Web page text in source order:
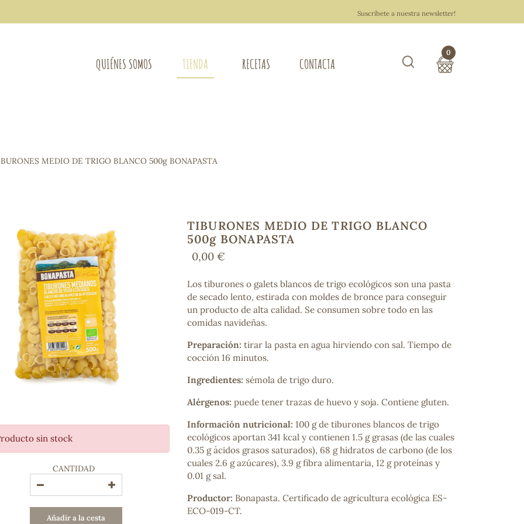
Suscríbete a nuestra newsletter!
QUIÉNES SOMOS TIENDA
Osteo-articular
Mujer
Extracto de plantas
Ácidos Grasos
Depurativos
Bienestar emocional
Jalea Real
Memoria
Hierro
Deporte
Digestivos
Circulatorio, colesterol y glucosa
Superalimentos
Proteína
COSMÉTICA E HIGIENE PERSONAL
Cremas, lociones y aceites corporales
Hombre
Higiene personal
Labiales
Aceites esenciales y aromaterapia
Aceites vegetales
RECETAS CONTACTA
0
MEDIO DE TRIGO BLANCO 500g BONAPASTA
sin stock
CANTIDAD
Añadir a la cesta
TIBURONES MEDIO DE TRIGO BLANCO
500g BONAPASTA
0,00 €
Los tiburones o galets blancos de trigo ecológicos son una pasta
de secado lento, estirada con moldes de bronce para conseguir
un producto de alta calidad. Se consumen sobre todo en las
comidas navideñas.
Preparación: tirar la pasta en agua hirviendo con sal. Tiempo de
cocción 16 minutos.
Ingredientes: sémola de trigo duro.
Alérgenos: puede tener trazas de huevo y soja. Contiene gluten.
Información nutricional: 100 g de tiburones blancos de trigo
ecológicos aportan 341 kcal y contienen 1.5 g grasas (de las cuales
0.35 g ácidos grasos saturados), 68 g hidratos de carbono (de los
cuales 2.6 g azúcares), 3.9 g fibra alimentaria, 12 g proteínas y
0.01 g sal.
Productor: Bonapasta. Certificado de agricultura ecológica ES-
ECO-019-CT.